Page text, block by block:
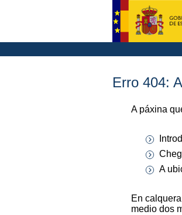
Erro 404:
A páxina
A
En
medio dos